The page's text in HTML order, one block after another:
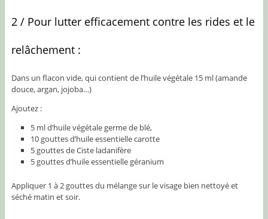
2 / Pour lutter efficacement contre les rides et le
relâchement :
Dans un flacon vide, qui contient de l’huile végétale 15 ml (amande
douce, argan, jojoba…)
Ajoutez :
5 ml d’huile végétale germe de blé,
10 gouttes d’huile essentielle carotte
5 gouttes de Ciste ladanifère
5 gouttes d’huile essentielle géranium
Appliquer 1 à 2 gouttes du mélange sur le visage bien nettoyé et
séché matin et soir.